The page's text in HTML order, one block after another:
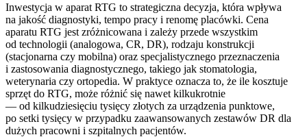
Inwestycja w aparat RTG to strategiczna decyzja, która wpływa
na jakość diagnostyki, tempo pracy i renomę placówki. Cena
aparatu RTG jest zróżnicowana i zależy przede wszystkim
od technologii (analogowa, CR, DR), rodzaju konstrukcji
(stacjonarna czy mobilna) oraz specjalistycznego przeznaczenia
i zastosowania diagnostycznego, takiego jak stomatologia,
weterynaria czy ortopedia. W praktyce oznacza to, że ile kosztuje
sprzęt do RTG, może różnić się nawet kilkukrotnie
— od kilkudziesięciu tysięcy złotych za urządzenia punktowe,
po setki tysięcy w przypadku zaawansowanych zestawów DR dla
dużych pracowni i szpitalnych pacjentów.